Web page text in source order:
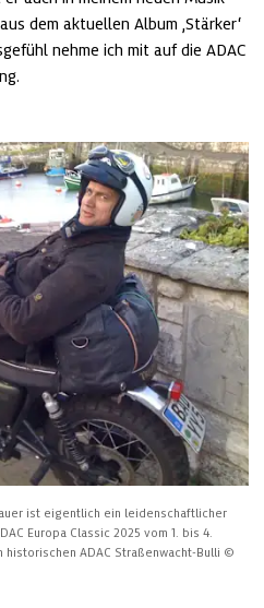
dem aktuellen Album ‚Stärker‘
nehme ich mit auf die ADAC
ist eigentlich ein leidenschaftlicher
Europa Classic 2025 vom 1. bis 4.
ADAC Straßenwacht-Bulli ©